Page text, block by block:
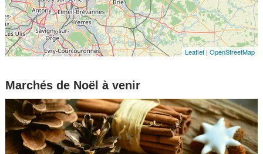
Leaflet |OpenStreetMap
Marchés de Noël à venir